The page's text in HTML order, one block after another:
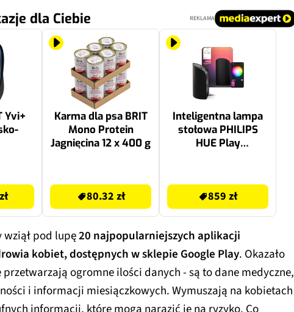
dla Ciebie REKLAMA
Yvi+
Karma dla psa BRIT
Mono Protein
Jagnięcina 12 x 400 g
80.32 zł
Inteligentna lampa
stołowa PHILIPS
HUE Play
859 zł
wziął pod lupę20 najpopularniejszych aplikacji
kobiet, dostępnych w sklepie Google Play. Okazało
przetwarzają ogromne ilości danych - są to dane medyczne,
i informacji miesiączkowych. Wymuszają na kobietach